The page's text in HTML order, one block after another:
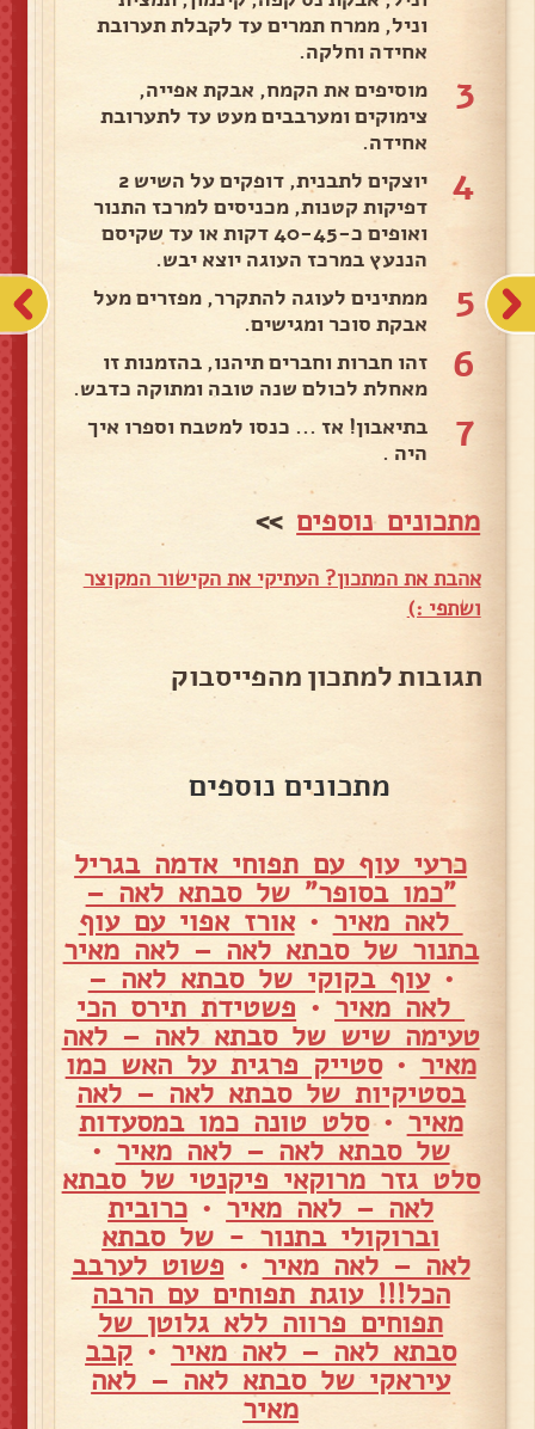
וניל, ממרח תמרים עד לקבלת תערובת
אחידה וחלקה.
3
מוסיפים את הקמח, אבקת אפייה,
צימוקים ומערבבים מעט עד לתערובת
אחידה.
4
יוצקים לתבנית, דופקים על השיש 2
דפיקות קטנות, מכניסים למרכז התנור
ואופים כ-40-45 דקות או עד שקיסם
הננעץ במרכז העוגה יוצא יבש.
5
ממתינים לעוגה להתקרר, מפזרים מעל
אבקת סוכר ומגישים.
6
זהו חברות וחברים תיהנו, בהזמנות זו
מאחלת לכולם שנה טובה ומתוקה כדבש.
7
בתיאבון! אז ... כנסו למטבח וספרו איך
היה .
מתכונים נוספים >>
אהבת את המתכון? העתיקי את הקישור המקוצר
ושתפי :)
תגובות למתכון מהפייסבוק
מתכונים נוספים
כרעי עוף עם תפוחי אדמה בגריל
"כמו בסופר" של סבתא לאה –
לאה מאיר •אורז אפוי עם עוף
בתנור של סבתא לאה – לאה מאיר
•עוף בקוקי של סבתא לאה –
לאה מאיר • פשטידת תירס הכי
טעימה שיש של סבתא לאה – לאה
מאיר •סטייק פרגית על האש כמו
בסטיקיות של סבתא לאה – לאה
מאיר •סלט טונה כמו במסעדות
של סבתא לאה – לאה מאיר •
סלט גזר מרוקאי פיקנטי של סבתא
לאה – לאה מאיר • כרובית
וברוקולי בתנור - של סבתא
לאה – לאה מאיר • פשוט לערבב
הכל!!! עוגת תפוחים עם הרבה
תפוחים פרווה ללא גלוטן של
סבתא לאה – לאה מאיר • קבב
עיראקי של סבתא לאה – לאה
מאיר